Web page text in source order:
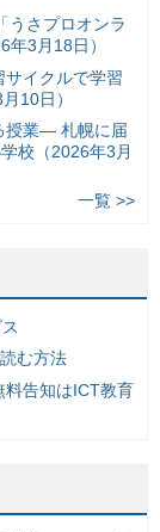
うさプロオンラ
3月18日）
イクルで学習
10日）
授業— 札幌に届
校（2026年3月
一覧 >>
む方法
料告知はICT教育